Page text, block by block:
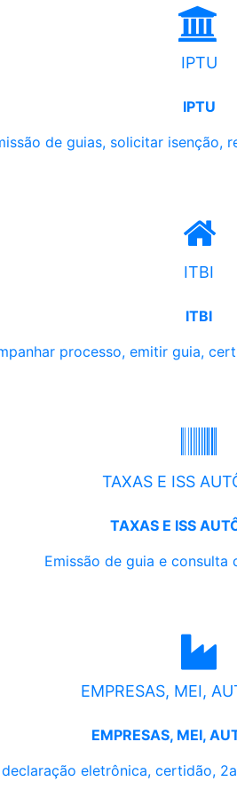
IPTU
IPTU
de guias, solicitar isenção,
ITBI
ITBI
processo, emitir guia,
TAXAS E ISS
TAXAS E ISS
Emissão de guia e consulta
EMPRESAS, MEI,
EMPRESAS, MEI,
eletrônica, certidão,